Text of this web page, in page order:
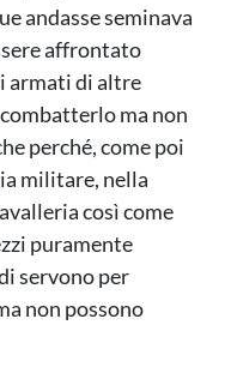
andasse seminava
affrontato
armati di altre
ma non
perché, come poi
militare, nella
così come
puramente
servono per
non possono